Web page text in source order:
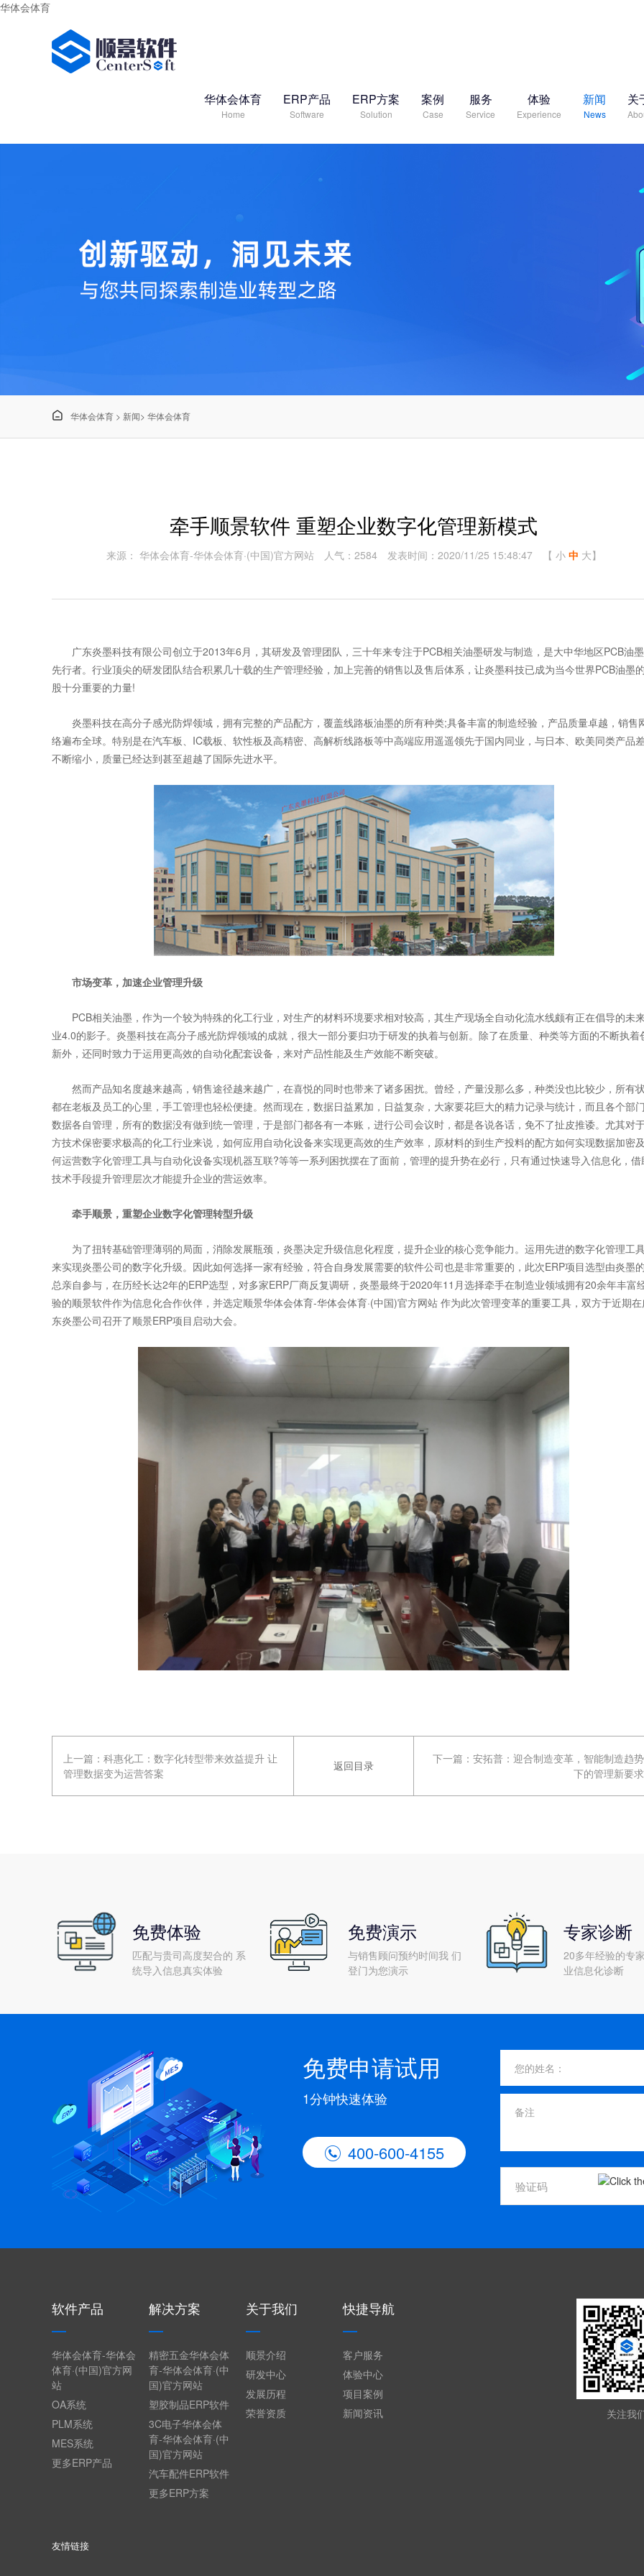
华体会体育
华体会体育
Home
ERP产品
Software
ERP方案
Solution
案例
Case
服务
Service
体验
Experience
新闻
News
关
 华体会体育 > 新闻> 华体会体育
牵手顺景软件 重塑企业数字化管理新模式
来源： 华体会体育-华体会体育·(中国)官方网站 人气：2584 发表时间：2020/11/25 15:48:47 【 小 中 大】
广东炎墨科技有限公司创立于2013年6月，其研发及管理团队，三十年来专注于PCB相关油墨研发与制造，是大中华地区PCB油
先行者。行业顶尖的研发团队结合积累几十载的生产管理经验，加上完善的销售以及售后体系，让炎墨科技已成为当今世界PCB油墨
股十分重要的力量!
炎墨科技在高分子感光防焊领域，拥有完整的产品配方，覆盖线路板油墨的所有种类;具备丰富的制造经验，产品质量卓越，销售
络遍布全球。特别是在汽车板、IC载板、软性板及高精密、高解析线路板等中高端应用遥遥领先于国内同业，与日本、欧美同类产品
不断缩小，质量已经达到甚至超越了国际先进水平。
市场变革，加速企业管理升级
PCB相关油墨，作为一个较为特殊的化工行业，对生产的材料环境要求相对较高，其生产现场全自动化流水线颇有正在倡导的未
业4.0的影子。炎墨科技在高分子感光防焊领域的成就，很大一部分要归功于研发的执着与创新。除了在质量、种类等方面的不断执着
新外，还同时致力于运用更高效的自动化配套设备，来对产品性能及生产效能不断突破。
然而产品知名度越来越高，销售途径越来越广，在喜悦的同时也带来了诸多困扰。曾经，产量没那么多，种类没也比较少，所有
都在老板及员工的心里，手工管理也轻松便捷。然而现在，数据日益累加，日益复杂，大家要花巨大的精力记录与统计，而且各个部
数据各自管理，所有的数据没有做到统一管理，于是部门都各有一本账，进行公司会议时，都是各说各话，免不了扯皮推诿。尤其对
方技术保密要求极高的化工行业来说，如何应用自动化设备来实现更高效的生产效率，原材料的到生产投料的配方如何实现数据加密
何运营数字化管理工具与自动化设备实现机器互联?等等一系列困扰摆在了面前，管理的提升势在必行，只有通过快速导入信息化，借
技术手段提升管理层次才能提升企业的营运效率。
牵手顺景，重塑企业数字化管理转型升级
为了扭转基础管理薄弱的局面，消除发展瓶颈，炎墨决定升级信息化程度，提升企业的核心竞争能力。运用先进的数字化管理工
来实现炎墨公司的数字化升级。因此如何选择一家有经验，符合自身发展需要的软件公司也是非常重要的，此次ERP项目选型由炎墨
总亲自参与，在历经长达2年的ERP选型，对多家ERP厂商反复调研，炎墨最终于2020年11月选择牵手在制造业领域拥有20余年丰富
验的顺景软件作为信息化合作伙伴，并选定顺景华体会体育-华体会体育·(中国)官方网站 作为此次管理变革的重要工具，双方于近期
东炎墨公司召开了顺景ERP项目启动大会。
上一篇： 科惠化工：数字化转型带来效益提升 让
管理数据变为运营答案
返回目录 下一篇： 安拓普：迎合制造变革，智能制造趋势
下的管理新要求
免费体验
匹配与贵司高度契合的 系
统导入信息真实体验
免费演示
与销售顾问预约时间我 们
登门为您演示
专家诊断
20多年经验的专
业信息化诊断
免费申请试用
1分钟快速体验
 400-600-4155
软件产品
华体会体育-华体会
体育·(中国)官方网
站
OA系统
PLM系统
MES系统
更多ERP产品
解决方案
精密五金华体会体
育-华体会体育·(中
国)官方网站
塑胶制品ERP软件
3C电子华体会体
育-华体会体育·(中
国)官方网站
汽车配件ERP软件
更多ERP方案
关于我们
顺景介绍
研发中心
发展历程
荣誉资质
快捷导航
客户服务
体验中心
项目案例
新闻资讯
关注我
友情链接